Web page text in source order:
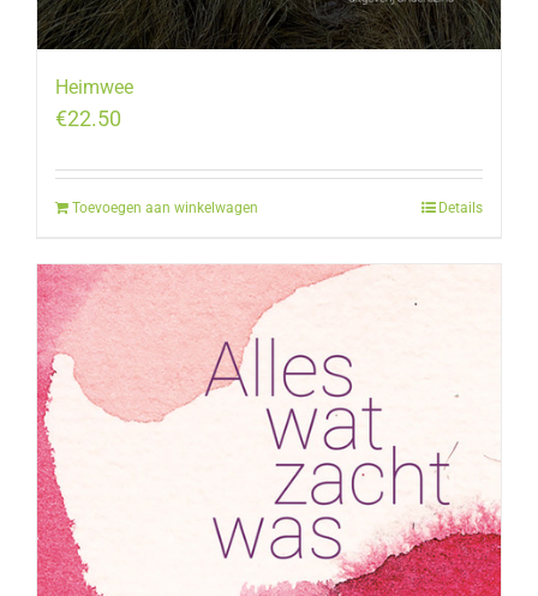
Heimwee
€22.50
Toevoegen aan winkelwagen Details